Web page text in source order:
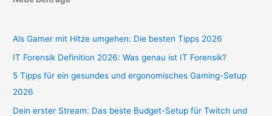
Als Gamer mit Hitze umgehen: Die besten Tipps 2026
IT Forensik Definition 2026: Was genau ist IT Forensik?
5 Tipps für ein gesundes und ergonomisches Gaming-Setup
2026
Dein erster Stream: Das beste Budget-Setup für Twitch und